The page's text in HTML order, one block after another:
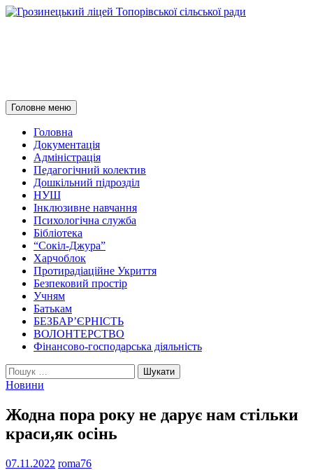
Пошук
Головне меню Перейти
до
Головна
Документація
Адміністрація
Педагогічний колектив
Дошкільний підрозділ
НУШ
Інклюзивне навчання
Психологічна служба
Бібліотека
“Сокіл-Джура”
Харчоблок
Протирадіаційне Укриття
Безпековий простір
Учням
Батькам
БЕЗБАР’ЄРНІСТЬ
ВОЛОНТЕРСТВО
Фінансово-господарська діяльність
Пошук:
Новини
Жодна пора року не дарує нам стільки
краси,як осінь
07.11.2022 roma76